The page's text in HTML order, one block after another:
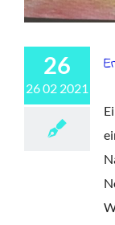
26
26 02 2021